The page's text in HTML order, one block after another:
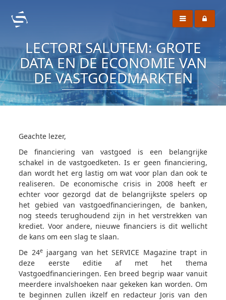
LECTORI SALUTEM: GROTE
DATA EN DE ECONOMIE VAN
DE VASTGOEDMARKTEN
Geachte lezer,
De financiering van vastgoed is een belangrijke
schakel in de vastgoedketen. Is er geen financiering,
dan wordt het erg lastig om wat voor plan dan ook te
realiseren. De economische crisis in 2008 heeft er
echter voor gezorgd dat de belangrijkste spelers op
het gebied van vastgoedfinancieringen, de banken,
nog steeds terughoudend zijn in het verstrekken van
krediet. Voor andere, nieuwe financiers is dit wellicht
de kans om een slag te slaan.
De 24ejaargang van het SERVICE Magazine trapt in
deze eerste editie af met het thema
Vastgoedfinancieringen. Een breed begrip waar vanuit
meerdere invalshoeken naar gekeken kan worden. Om
te beginnen zullen ikzelf en redacteur Joris van den